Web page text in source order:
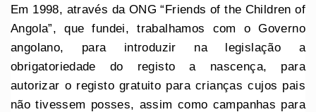
Em 1998, através da ONG “Friends of the Children of
Angola”, que fundei, trabalhamos com o Governo
angolano, para introduzir na legislação a
obrigatoriedade do registo a nascença, para
autorizar o registo gratuito para crianças cujos pais
não tivessem posses, assim como campanhas para